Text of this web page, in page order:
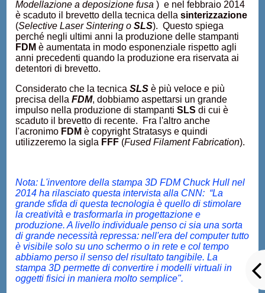
Modellazione a deposizione fusa) e nel febbraio 2014
è scaduto il brevetto della tecnica dellasinterizzazione
(Selective Laser Sintering oSLS). Questo spiega
perché negli ultimi anni la produzione delle stampanti
FDM è aumentata in modo esponenziale rispetto agli
anni precedenti quando la produzione era riservata ai
detentori di brevetto.
Considerato che la tecnicaSLS è più veloce e più
precisa dellaFDM, dobbiamo aspettarsi un grande
impulso nella produzione di stampantiSLS di cui è
scaduto il brevetto di recente. Fra l'altro anche
l'acronimo FDM è copyright Stratasys e quindi
utilizzeremo la sigla FFF (Fused Filament Fabrication).
Nota: L'inventore della stampa 3D FDM Chuck Hull nel
2014 ha rilasciato questa intervista alla CNN: “La
grande sfida di questa tecnologia è quello di stimolare
la creatività e trasformarla in progettazione e
produzione. A livello individuale penso ci sia una sorta
di grande necessità repressa: nell'era del computer tutto
è visibile solo su uno schermo o in rete e col tempo
abbiamo perso il senso del risultato tangibile. La
stampa 3D permette di convertire i modelli virtuali in
oggetti fisici in maniera molto semplice".